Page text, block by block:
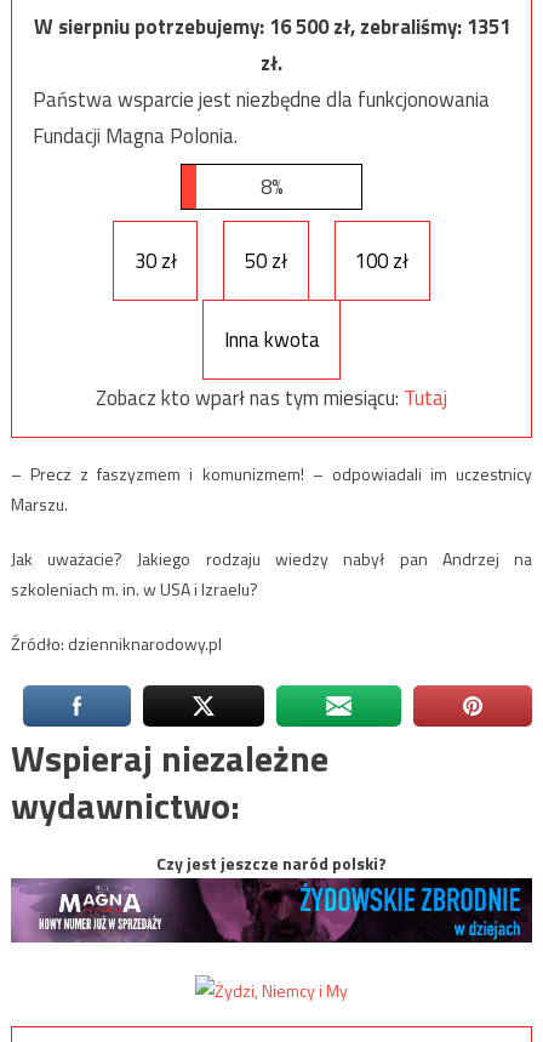
W sierpniu potrzebujemy:16 500zł, zebraliśmy:1351
zł.
Państwa wsparcie jest niezbędne dla funkcjonowania
Fundacji Magna Polonia.
8%
30 zł 50 zł 100 zł
Inna kwota
Zobacz kto wparł nas tym miesiącu: Tutaj
– Precz z faszyzmem i komunizmem! – odpowiadali im uczestnicy
Marszu.
Jak uważacie? Jakiego rodzaju wiedzy nabył pan Andrzej na
szkoleniach m. in. w USA i Izraelu?
Źródło: dzienniknarodowy.pl
Wspieraj niezależne
wydawnictwo:
Czy jest jeszcze naród polski?